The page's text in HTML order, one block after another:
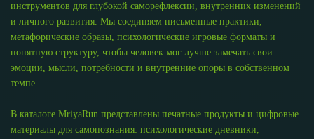
инструментов для глубокой саморефлексии, внутренних изменений
и личного развития. Мы соединяем письменные практики,
метафорические образы, психологические игровые форматы и
понятную структуру, чтобы человек мог лучше замечать свои
эмоции, мысли, потребности и внутренние опоры в собственном
темпе.
В каталоге MriyaRun представлены печатные продукты и цифровые
материалы для самопознания: психологические дневники,